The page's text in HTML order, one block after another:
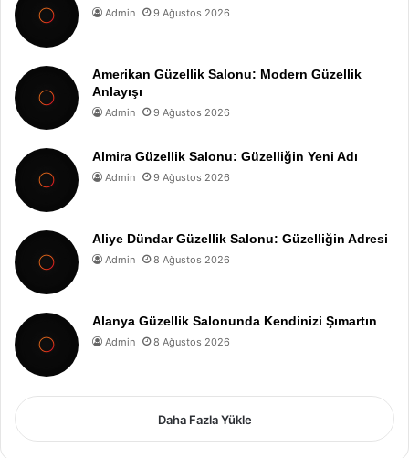
Admin 9 Ağustos 2026
Amerikan Güzellik Salonu: Modern Güzellik
Anlayışı
Admin 9 Ağustos 2026
Almira Güzellik Salonu: Güzelliğin Yeni Adı
Admin 9 Ağustos 2026
Aliye Dündar Güzellik Salonu: Güzelliğin Adresi
Admin 8 Ağustos 2026
Alanya Güzellik Salonunda Kendinizi Şımartın
Admin 8 Ağustos 2026
Daha Fazla Yükle